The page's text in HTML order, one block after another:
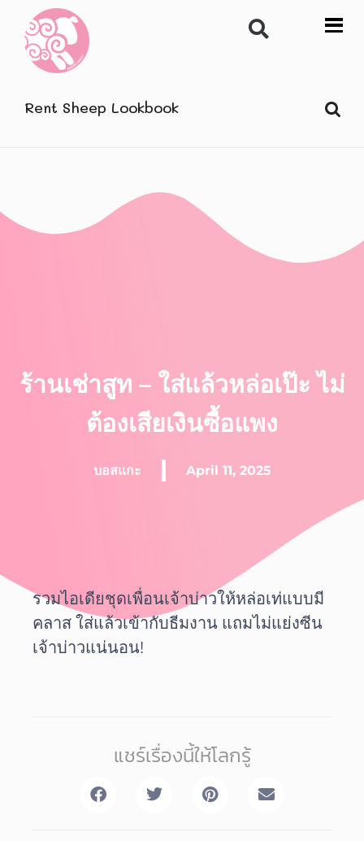
Rent Sheep Lookbook
ร้านเช่าสูท – ใส่แล้วหล่อเป๊ะ ไม่
ต้องเสียเงินซื้อแพง
บอสแกะ April 11, 2025
รวมไอเดียชุดเพื่อนเจ้าบ่าวให้หล่อเท่แบบมี
คลาส ใส่แล้วเข้ากับธีมงาน แถมไม่แย่งซีน
เจ้าบ่าวแน่นอน!
แชร์เรื่องนี้ให้โลกรู้